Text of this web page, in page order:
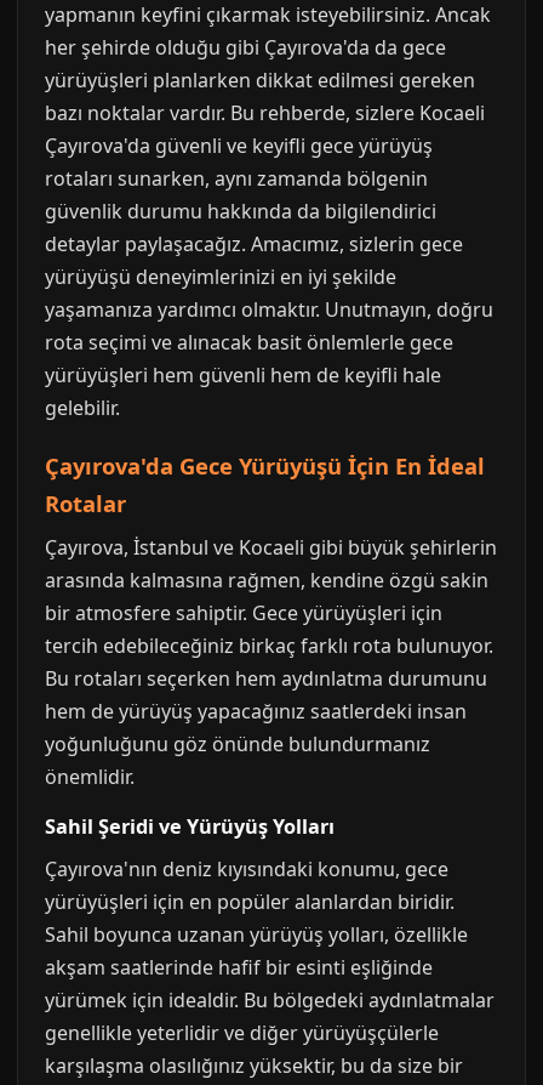
yapmanın keyfini çıkarmak isteyebilirsiniz. Ancak
her şehirde olduğu gibi Çayırova'da da gece
yürüyüşleri planlarken dikkat edilmesi gereken
bazı noktalar vardır. Bu rehberde, sizlere Kocaeli
Çayırova'da güvenli ve keyifli gece yürüyüş
rotaları sunarken, aynı zamanda bölgenin
güvenlik durumu hakkında da bilgilendirici
detaylar paylaşacağız. Amacımız, sizlerin gece
yürüyüşü deneyimlerinizi en iyi şekilde
yaşamanıza yardımcı olmaktır. Unutmayın, doğru
rota seçimi ve alınacak basit önlemlerle gece
yürüyüşleri hem güvenli hem de keyifli hale
gelebilir.
Çayırova'da Gece Yürüyüşü İçin En İdeal
Rotalar
Çayırova, İstanbul ve Kocaeli gibi büyük şehirlerin
arasında kalmasına rağmen, kendine özgü sakin
bir atmosfere sahiptir. Gece yürüyüşleri için
tercih edebileceğiniz birkaç farklı rota bulunuyor.
Bu rotaları seçerken hem aydınlatma durumunu
hem de yürüyüş yapacağınız saatlerdeki insan
yoğunluğunu göz önünde bulundurmanız
önemlidir.
Sahil Şeridi ve Yürüyüş Yolları
Çayırova'nın deniz kıyısındaki konumu, gece
yürüyüşleri için en popüler alanlardan biridir.
Sahil boyunca uzanan yürüyüş yolları, özellikle
akşam saatlerinde hafif bir esinti eşliğinde
yürümek için idealdir. Bu bölgedeki aydınlatmalar
genellikle yeterlidir ve diğer yürüyüşçülerle
karşılaşma olasılığınız yüksektir, bu da size bir